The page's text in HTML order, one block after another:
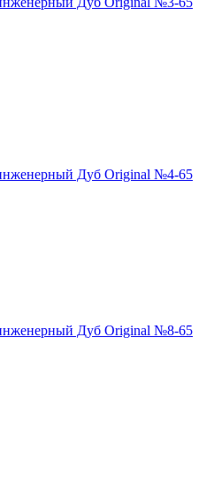
Дуб Original №4-65
Дуб Original №8-65